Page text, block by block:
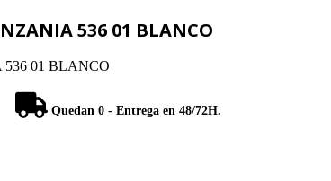
536 01 BLANCO
536 01 BLANCO
Quedan 0 - Entrega en 48/72H.